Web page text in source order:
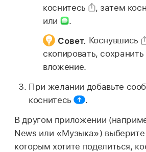
коснитесь
, затем
или
.
Совет. Коснувшись
скопировать,
вложение.
При желании добавьте
коснитесь
.
В другом приложении
News или «Музыка») выберите
которым хотите поделиться,